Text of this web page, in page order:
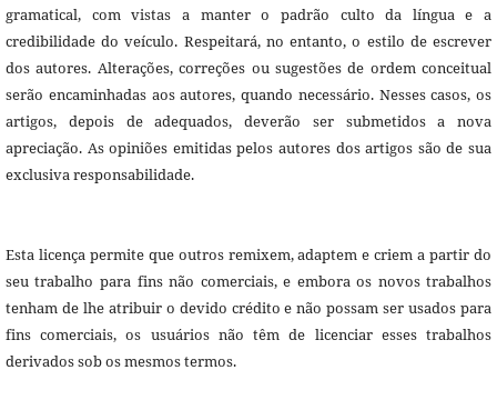
gramatical, com vistas a manter o padrão culto da língua e a
credibilidade do veículo. Respeitará, no entanto, o estilo de escrever
dos autores. Alterações, correções ou sugestões de ordem conceitual
serão encaminhadas aos autores, quando necessário. Nesses casos, os
artigos, depois de adequados, deverão ser submetidos a nova
apreciação. As opiniões emitidas pelos autores dos artigos são de sua
exclusiva responsabilidade.
Esta licença permite que outros remixem, adaptem e criem a partir do
seu trabalho para fins não comerciais, e embora os novos trabalhos
tenham de lhe atribuir o devido crédito e não possam ser usados para
fins comerciais, os usuários não têm de licenciar esses trabalhos
derivados sob os mesmos termos.